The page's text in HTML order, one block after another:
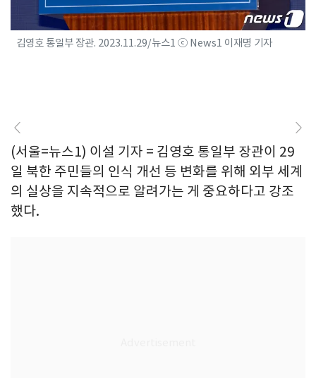
김영호 통일부 장관. 2023.11.29/뉴스1 ⓒ News1 이재명 기자
(서울=뉴스1) 이설 기자 = 김영호 통일부 장관이 29
일 북한 주민들의 인식 개선 등 변화를 위해 외부 세계
의 실상을 지속적으로 알려가는 게 중요하다고 강조
했다.